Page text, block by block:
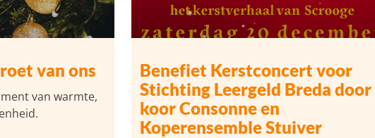
van ons
van warmte,
Benefiet Kerstconcert voor
Stichting Leergeld Breda door
koor Consonne en
Koperensemble Stuiver